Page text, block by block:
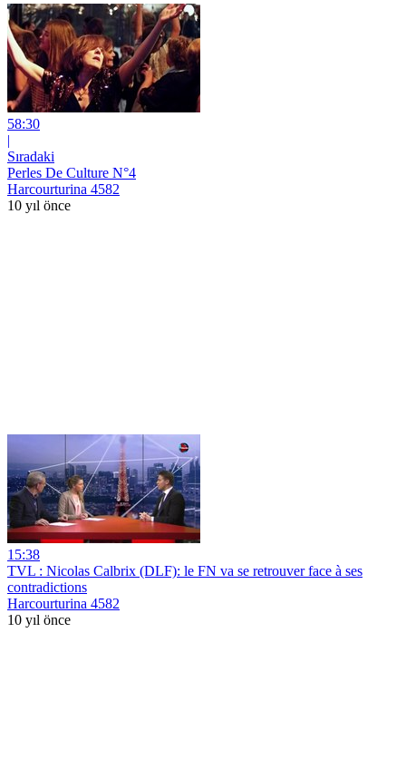
58:30
|
Sıradaki
Perles De Culture N°4
Harcourturina 4582
10 yıl önce
15:38
TVL : Nicolas Calbrix (DLF): le FN va se retrouver face à ses
contradictions
Harcourturina 4582
10 yıl önce